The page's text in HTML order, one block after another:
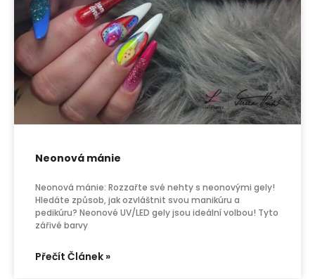
Neonová mánie
Neonová mánie: Rozzařte své nehty s neonovými gely!
Hledáte způsob, jak ozvláštnit svou manikúru a
pedikúru? Neonové UV/LED gely jsou ideální volbou! Tyto
zářivé barvy
Přečít Článek »